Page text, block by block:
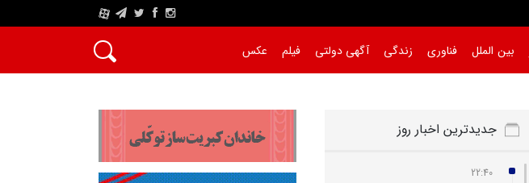
A
بین الملل فناوری زندگی آگهی دولتی فیلم عکس
جدیدترین اخبار روز
22:40